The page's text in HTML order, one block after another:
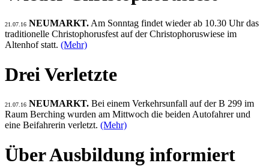
21.07.16 NEUMARKT. Am Sonntag findet wieder ab 10.30 Uhr das
traditionelle Christophorusfest auf der Christophoruswiese im
Altenhof statt. (Mehr)
Drei Verletzte
21.07.16 NEUMARKT. Bei einem Verkehrsunfall auf der B 299 im
Raum Berching wurden am Mittwoch die beiden Autofahrer und
eine Beifahrerin verletzt. (Mehr)
Über Ausbildung informiert